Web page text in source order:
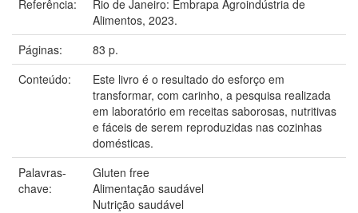
Referência:
Rio de Janeiro: Embrapa Agroindústria de
Alimentos, 2023.
Páginas:
83 p.
Conteúdo:
Este livro é o resultado do esforço em
transformar, com carinho, a pesquisa realizada
em laboratório em receitas saborosas, nutritivas
e fáceis de serem reproduzidas nas cozinhas
domésticas.
Palavras-
chave:
Gluten free
Alimentação saudável
Nutrição saudável